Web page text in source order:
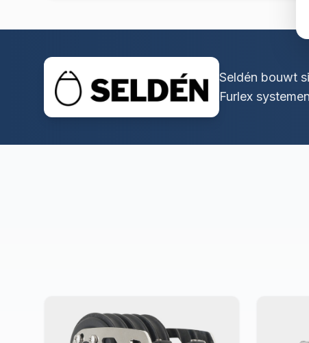
Seldén bouwt
Furlex